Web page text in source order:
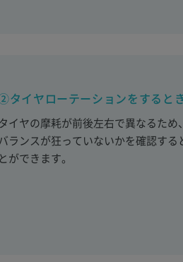
タイヤローテーションをすると
イヤの摩耗が前後左右で異なるた
ランスが狂っていないかを確認す
とができます。